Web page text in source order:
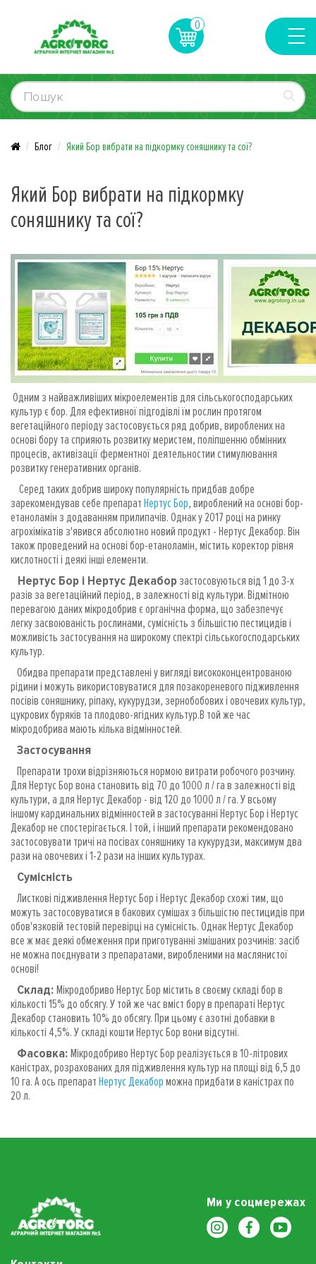
0
Блог Який Бор вибрати на підкормку соняшнику та сої?
Який Бор вибрати на підкормку
соняшнику та сої?
Одним з найважливіших мікроелементів для сільськогосподарських
культур є бор. Для ефективної підгодівлі їм рослин протягом
вегетаційного періоду застосовується ряд добрив, вироблених на
основі бору та сприяють розвитку меристем, поліпшенню обмінних
процесів, активізації ферментної деятельностии стимулювання
розвитку генеративних органів.
Серед таких добрив широку популярність придбав добре
зарекомендував себе препаратНертус Бор, вироблений на основі бор-
етаноламін з додаванням прилипачів. Однак у 2017 році на ринку
агрохімікатів з'явився абсолютно новий продукт - Нертус Декабор. Він
також проведений на основі бор-етаноламін, містить коректор рівня
кислотності і деякі інші елементи.
Нертус Бор і Нертус Декаборзастосовуються від 1 до 3-х
разів за вегетаційний період, в залежності від культури. Відмітною
перевагою даних мікродобрив є органічна форма, що забезпечує
легку засвоюваність рослинами, сумісність з більшістю пестицидів і
можливість застосування на широкому спектрі сільськогосподарських
культур.
Обидва препарати представлені у вигляді висококонцентрованою
рідини і можуть використовуватися для позакореневого підживлення
посівів соняшнику, ріпаку, кукурудзи, зернобобових і овочевих культур,
цукрових буряків та плодово-ягідних культур.В той же час
мікродобрива мають кілька відмінностей.
Застосування
Препарати трохи відрізняються нормою витрати робочого розчину.
Для Нертус Бор вона становить від 70 до 1000 л / га в залежності від
культури, а для Нертус Декабор - від 120 до 1000 л / га. У всьому
іншому кардинальних відмінностей в застосуванні Нертус Бор і Нертус
Декабор не спостерігається. І той, і інший препарати рекомендовано
застосовувати тричі на посівах соняшнику та кукурудзи, максимум два
рази на овочевих і 1-2 рази на інших культурах.
Сумісність
Листкові підживлення Нертус Бор і Нертус Декабор схожі тим, що
можуть застосовуватися в бакових сумішах з більшістю пестицидів при
обов'язковій тестовій перевірці на сумісність. Однак Нертус Декабор
все ж має деякі обмеження при приготуванні змішаних розчинів: засіб
не можна поєднувати з препаратами, виробленими на маслянистої
основі!
Склад:Мікродобриво Нертус Бор містить в своєму складі бор в
кількості 15% до обсягу. У той же час вміст бору в препараті Нертус
Декабор становить 10% до обсягу. При цьому є азотні добавки в
кількості 4,5%. У складі кошти Нертус Бор вони відсутні.
Фасовка:Мікродобриво Нертус Бор реалізується в 10-літрових
каністрах, розрахованих для підживлення культур на площі від 6,5 до
10 га. А ось препаратНертус Декаборможна придбати в каністрах по
20 л.
Ми у соцмережах